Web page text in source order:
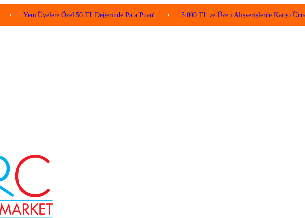
Yeni Üyelere Özel 50 TL Değerinde Para Puan! • 5.000 TL ve Üzeri Alışverişlerde Kargo Ücretsiz!